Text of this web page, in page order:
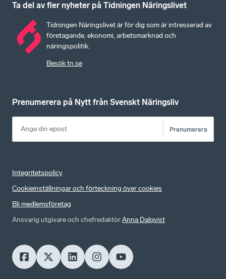
Ta del av fler nyheter på Tidningen Näringslivet
Tidningen Näringslivet är för dig som är intresserad av
företagande, ekonomi, arbetsmarknad och
näringspolitik.
Besök tn.se
Prenumerera på Nytt från Svenskt Näringsliv
Prenumerera
Integritetspolicy
Cookieinställningar och förteckning över cookies
Bli medlemsföretag
Ansvarig utgivare och chefredaktörAnna Dalqvist